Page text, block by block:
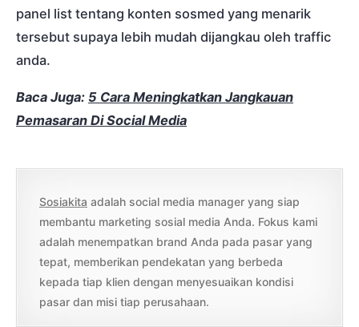
panel list tentang konten sosmed yang menarik
tersebut supaya lebih mudah dijangkau oleh traffic
anda.
Baca Juga: 5 Cara Meningkatkan Jangkauan
Pemasaran Di Social Media
Sosiakita adalah social media manager yang siap
membantu marketing sosial media Anda. Fokus kami
adalah menempatkan brand Anda pada pasar yang
tepat, memberikan pendekatan yang berbeda
kepada tiap klien dengan menyesuaikan kondisi
pasar dan misi tiap perusahaan.